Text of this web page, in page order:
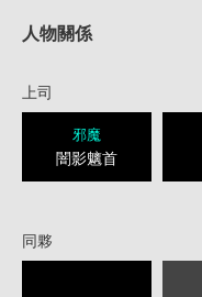
人物關係
上司
邪魔
闇影魑首
同夥